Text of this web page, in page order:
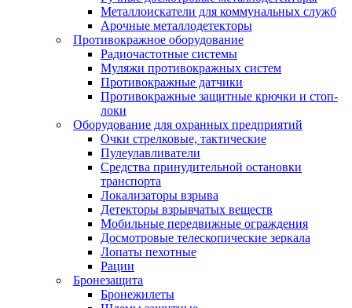
Металлоискатели для коммунальных служб
Арочные металлодетекторы
Противокражное оборудование
Радиочастотные системы
Муляжи противокражных систем
Противокражные датчики
Противокражные защитные крючки и стоп-
локи
Оборудование для охранных предприятий
Очки стрелковые, тактические
Пулеулавливатели
Средства принудительной остановки
транспорта
Локализаторы взрыва
Детекторы взрывчатых веществ
Мобильные передвижные ограждения
Досмотровые телескопические зеркала
Лопаты пехотные
Рации
Бронезащита
Бронежилеты